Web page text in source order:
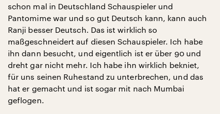
schon mal in Deutschland Schauspieler und
Pantomime war und so gut Deutsch kann, kann auch
Ranji besser Deutsch. Das ist wirklich so
maßgeschneidert auf diesen Schauspieler. Ich habe
ihn dann besucht, und eigentlich ist er über 90 und
dreht gar nicht mehr. Ich habe ihn wirklich bekniet,
für uns seinen Ruhestand zu unterbrechen, und das
hat er gemacht und ist sogar mit nach Mumbai
geflogen.